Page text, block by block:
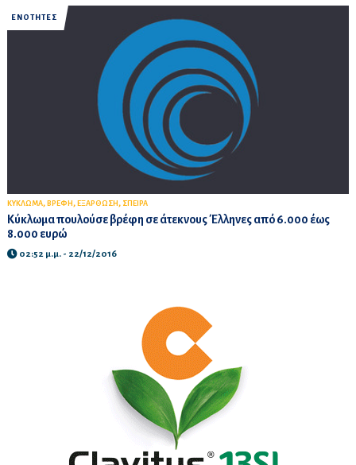
ΕΝΟΤΗΤΕΣ
ΚΥΚΛΩΜΑ, ΒΡΕΦΗ , ΕΞΑΡΘΩΣΗ , ΣΠΕΙΡΑ
Κύκλωμα πουλούσε βρέφη σε άτεκνους Έλληνες από 6.000 έως
8.000 ευρώ
02:52 μ.μ. - 22/12/2016